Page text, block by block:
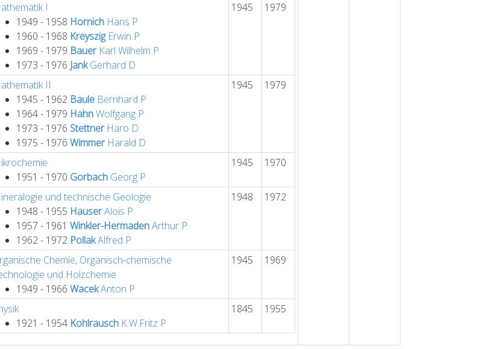
I
1949 - 1958 Hornich Hans P
1960 - 1968 KreyszigErwin P
1969 - 1979 BauerKarl Wilhelm P
1973 - 1976 JankGerhard D
1945 1979
II
1945 - 1962 Baule Bernhard P
1964 - 1979 HahnWolfgang P
1973 - 1976 StettnerHaro D
1975 - 1976 WimmerHarald D
1945 1979
1951 - 1970 Gorbach Georg P
1945 1970
und technische Geologie
1948 - 1955 HauserAlois P
1957 - 1961 Winkler-HermadenArthur P
1962 - 1972 PollakAlfred P
1948 1972
Chemie, Organisch-chemische
und Holzchemie
1949 - 1966 WacekAnton P
1945 1969
1921 - 1954 Kohlrausch K.W.Fritz P
1845 1955